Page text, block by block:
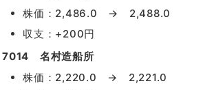
株価：2,486.0 → 2,488.0
収支：+200円
7014 名村造船所
株価：2,220.0 → 2,221.0